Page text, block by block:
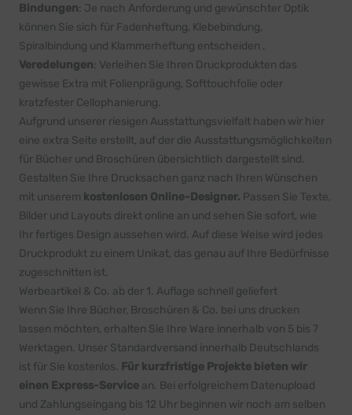
Bindungen: Je nach Anforderung und gewünschter Optik
können Sie sich für Fadenheftung, Klebebindung,
Spiralbindung und Klammerheftung entscheiden .
Veredelungen: Verleihen Sie Ihren Druckprodukten das
gewisse Extra mit Folienprägung, Softtouchfolie oder
kratzfester Cellophanierung.
Aufgrund unserer riesigen Ausstattungsvielfalt haben wir hier
eine extra Seite erstellt, auf der die Ausstattungsmöglichkeiten
für Bücher und Broschüren übersichtlich dargestellt sind.
Gestalten Sie Ihre Drucksachen ganz nach Ihren Wünschen
mit unserem kostenlosen Online-Designer. Passen Sie Texte,
Bilder und Layouts direkt online an und sehen Sie sofort, wie
Ihr fertiges Design aussehen wird. Auf diese Weise wird jedes
Druckprodukt zu einem Unikat, das genau auf Ihre Bedürfnisse
zugeschnitten ist.
Werbeartikel & Co. ab der 1. Auflage schnell geliefert
Wenn Sie Ihre Bücher, Broschüren & Co. bei uns drucken
lassen möchten, erhalten Sie Ihre Ware innerhalb von 5 bis 7
Werktagen. Unser Standardversand innerhalb Deutschlands
ist für Sie kostenlos. Für kurzfristige Projekte bieten wir
einen Express-Service an. Bei erfolgreichem Datenupload
und Zahlungseingang bis 12 Uhr beginnen wir noch am selben